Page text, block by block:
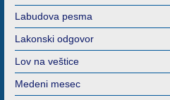
Labudova pesma
Lakonski odgovor
Lov na veštice
Medeni mesec